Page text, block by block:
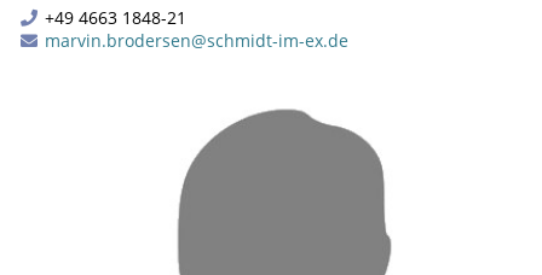
+49 4663 1848-21
marvin.brodersen@schmidt-im-ex.de